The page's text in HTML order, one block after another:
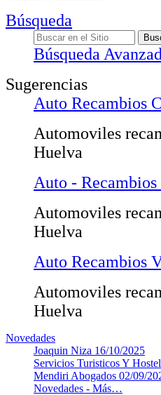
Búsqueda
Búsqueda
Sugerencias
Auto Recambios
Automoviles
Huelva
Auto -
Automoviles
Huelva
Auto Recambios
Automoviles
Huelva
Novedades
Joaquin Niza 16/10/2025
Servicios Turisticos Y
Mendiri Abogados 02/09/
Novedades - Más…